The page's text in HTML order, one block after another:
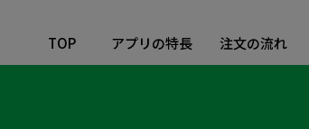
TOP アプリの特長 注文の流れ